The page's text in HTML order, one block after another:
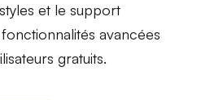
et le support
avancées
gratuits.